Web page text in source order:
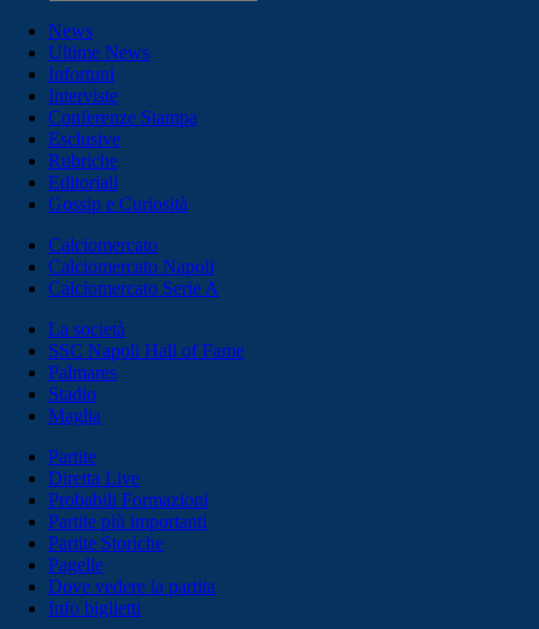
News
Ultime News
Infortuni
Interviste
Conferenze Stampa
Esclusive
Rubriche
Editoriali
Gossip e Curiosità
Calciomercato
Calciomercato Napoli
Calciomercato Serie A
La società
SSC Napoli Hall of Fame
Palmares
Stadio
Maglia
Partite
Diretta Live
Probabili Formazioni
Partite più importanti
Partite Storiche
Pagelle
Dove vedere la partita
Info biglietti